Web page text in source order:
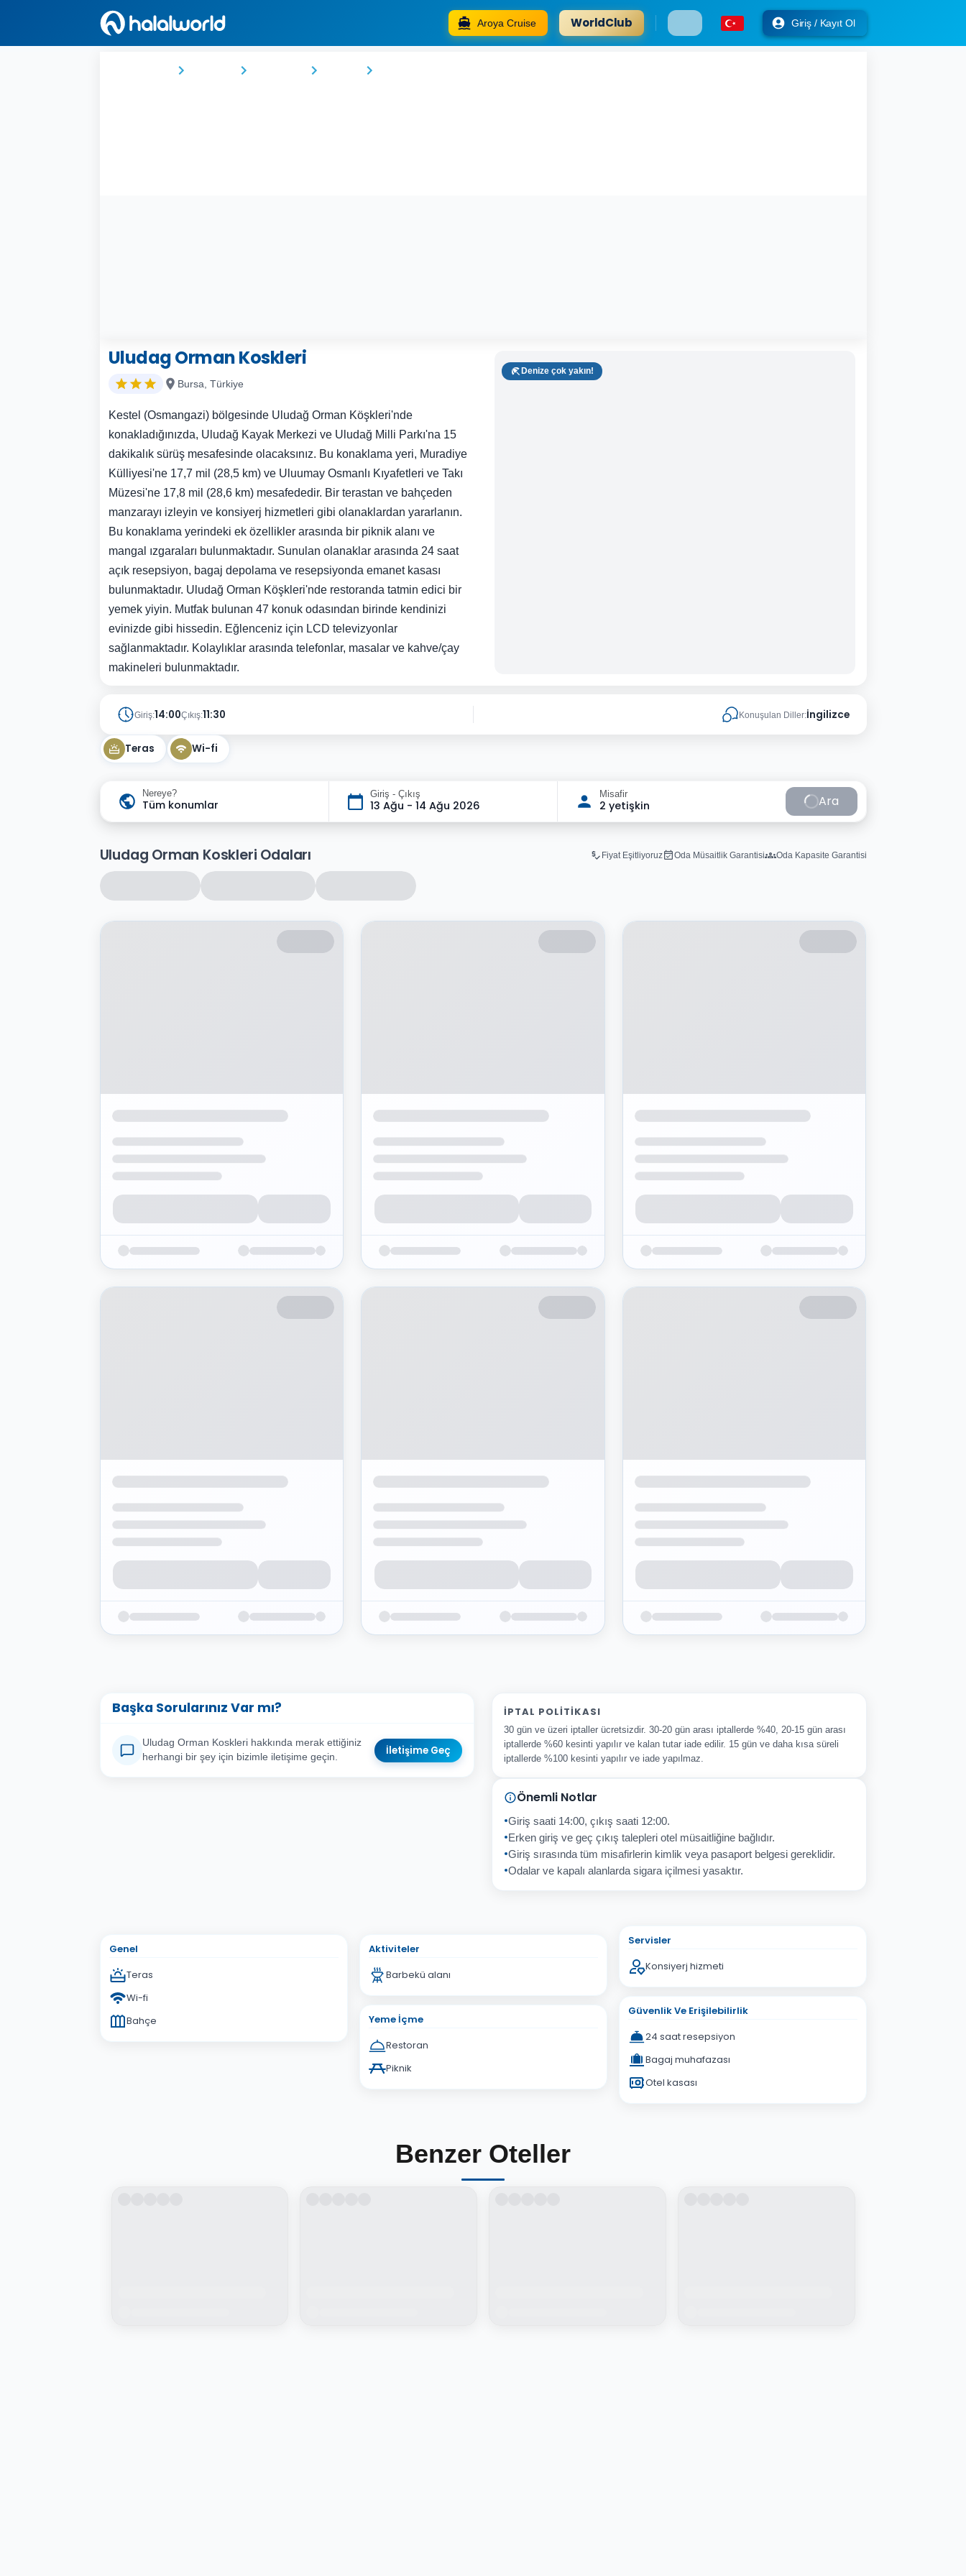
Aroya Cruise WorldClub Giriş / Kayıt Ol
Uludag Orman Koskleri
Bursa, Türkiye
Kestel (Osmangazi) bölgesinde Uludağ Orman Köşkleri'nde
konakladığınızda, Uludağ Kayak Merkezi ve Uludağ Milli Parkı'na 15
dakikalık sürüş mesafesinde olacaksınız. Bu konaklama yeri, Muradiye
Külliyesi'ne 17,7 mil (28,5 km) ve Uluumay Osmanlı Kıyafetleri ve Takı
Müzesi'ne 17,8 mil (28,6 km) mesafededir. Bir terastan ve bahçeden
manzarayı izleyin ve konsiyerj hizmetleri gibi olanaklardan yararlanın.
Bu konaklama yerindeki ek özellikler arasında bir piknik alanı ve
mangal ızgaraları bulunmaktadır. Sunulan olanaklar arasında 24 saat
açık resepsiyon, bagaj depolama ve resepsiyonda emanet kasası
bulunmaktadır. Uludağ Orman Köşkleri'nde restoranda tatmin edici bir
yemek yiyin. Mutfak bulunan 47 konuk odasından birinde kendinizi
evinizde gibi hissedin. Eğlenceniz için LCD televizyonlar
sağlanmaktadır. Kolaylıklar arasında telefonlar, masalar ve kahve/çay
makineleri bulunmaktadır.
Denize çok yakın!
Giriş:14:00Çıkış:11:30 Konuşulan Diller:İngilizce
Teras Wi-fi
Nereye?
Tüm konumlar
Giriş - Çıkış
13 Ağu - 14 Ağu 2026
Misafir
2 yetişkin Ara
Uludag Orman Koskleri Odaları Fiyat Eşitliyoruz Oda Müsaitlik Garantisi Oda Kapasite Garantisi
Başka Sorularınız Var mı?
Uludag Orman Koskleri hakkında merak ettiğiniz
herhangi bir şey için bizimle iletişime geçin.
İletişime Geç
İPTAL POLITIKASI
30 gün ve üzeri iptaller ücretsizdir. 30-20 gün arası iptallerde %40, 20-15 gün arası
iptallerde %60 kesinti yapılır ve kalan tutar iade edilir. 15 gün ve daha kısa süreli
iptallerde %100 kesinti yapılır ve iade yapılmaz.
Önemli Notlar
Giriş saati 14:00, çıkış saati 12:00.
Erken giriş ve geç çıkış talepleri otel müsaitliğine bağlıdır.
Giriş sırasında tüm misafirlerin kimlik veya pasaport belgesi gereklidir.
Odalar ve kapalı alanlarda sigara içilmesi yasaktır.
Genel
Teras
Wi-fi
Bahçe
Aktiviteler
Barbekü alanı
Yeme İçme
Restoran
Piknik
Servisler
Konsiyerj hizmeti
Güvenlik Ve Erişilebilirlik
24 saat resepsiyon
Bagaj muhafazası
Otel kasası
Benzer Oteller